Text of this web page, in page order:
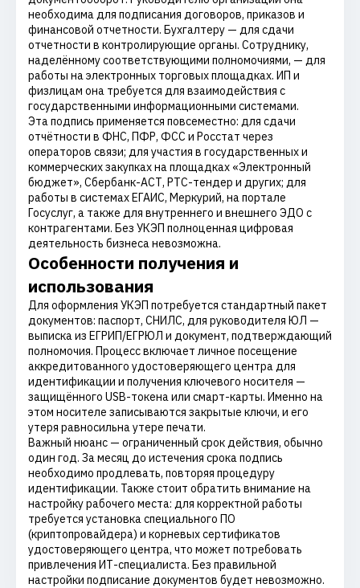
необходима для подписания договоров, приказов и
финансовой отчетности. Бухгалтеру — для сдачи
отчетности в контролирующие органы. Сотруднику,
наделённому соответствующими полномочиями, — для
работы на электронных торговых площадках. ИП и
физлицам она требуется для взаимодействия с
государственными информационными системами.
Эта подпись применяется повсеместно: для сдачи
отчётности в ФНС, ПФР, ФСС и Росстат через
операторов связи; для участия в государственных и
коммерческих закупках на площадках «Электронный
бюджет», Сбербанк-АСТ, РТС-тендер и других; для
работы в системах ЕГАИС, Меркурий, на портале
Госуслуг, а также для внутреннего и внешнего ЭДО с
контрагентами. Без УКЭП полноценная цифровая
деятельность бизнеса невозможна.
Особенности получения и
использования
Для оформления УКЭП потребуется стандартный пакет
документов: паспорт, СНИЛС, для руководителя ЮЛ —
выписка из ЕГРИП/ЕГРЮЛ и документ, подтверждающий
полномочия. Процесс включает личное посещение
аккредитованного удостоверяющего центра для
идентификации и получения ключевого носителя —
защищённого USB-токена или смарт-карты. Именно на
этом носителе записываются закрытые ключи, и его
утеря равносильна утере печати.
Важный нюанс — ограниченный срок действия, обычно
один год. За месяц до истечения срока подпись
необходимо продлевать, повторяя процедуру
идентификации. Также стоит обратить внимание на
настройку рабочего места: для корректной работы
требуется установка специального ПО
(криптопровайдера) и корневых сертификатов
удостоверяющего центра, что может потребовать
привлечения ИТ-специалиста. Без правильной
настройки подписание документов будет невозможно.